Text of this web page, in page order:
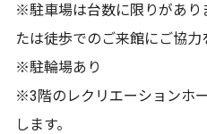
※駐車場は台数に限りがあり
たは徒歩でのご来館にご協力
※駐輪場あり
※3階のレクリエーションホ
します。